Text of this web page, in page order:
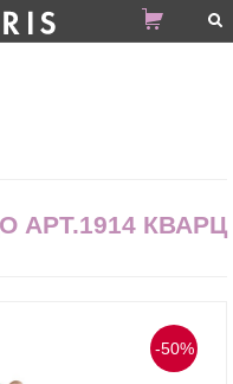
АРТ.1914 КВАРЦ
-50%